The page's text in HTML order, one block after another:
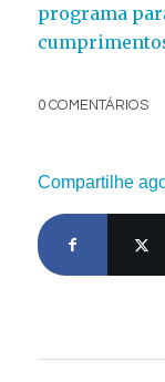
programa
0 COMENTÁRIOS
Compartilhe